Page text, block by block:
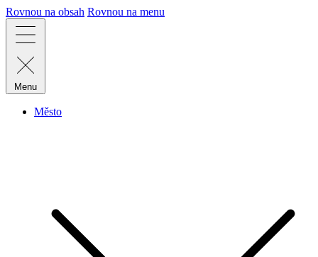
Rovnou na obsah Rovnou na menu
Menu
Město